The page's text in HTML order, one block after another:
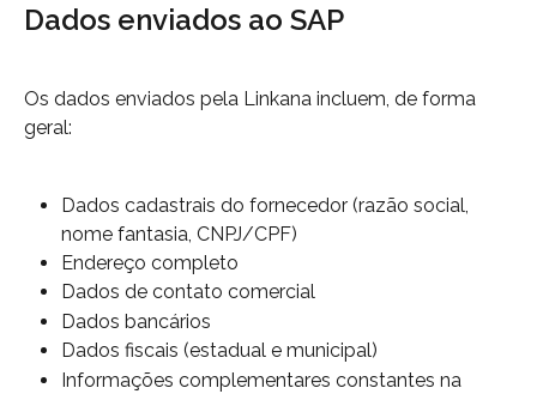
Dados enviados ao SAP
Os dados enviados pela Linkana incluem, de forma
geral:
Dados cadastrais do fornecedor (razão social,
nome fantasia, CNPJ/CPF)
Endereço completo
Dados de contato comercial
Dados bancários
Dados fiscais (estadual e municipal)
Informações complementares constantes na